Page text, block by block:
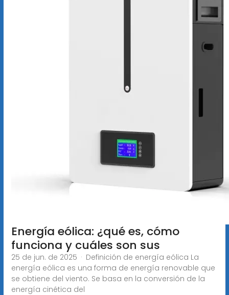
Energía eólica: ¿qué es, cómo
funciona y cuáles son sus
25 de jun. de 2025 · Definición de energía eólica La
energía eólica es una forma de energía renovable que
se obtiene del viento. Se basa en la conversión de la
energía cinética del